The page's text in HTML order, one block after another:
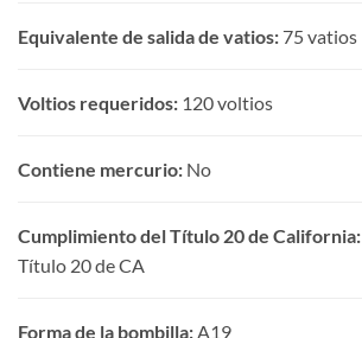
Equivalente de salida de vatios: 75 vatios
Voltios requeridos: 120 voltios
Contiene mercurio: No
Cumplimiento del Título 20 de California:
Título 20 de CA
Forma de la bombilla:A19